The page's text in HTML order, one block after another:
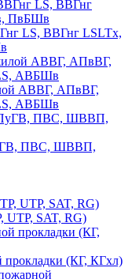
LS, ВВГнг LSLTx,
АВВГ, АПвВГ,
АВБШв
ПВС, ШВВП,
UTP, SAT, RG)
прокладки (КГ, КГхл)